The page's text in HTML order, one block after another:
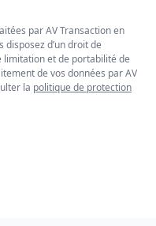
par AV Transaction en
d’un droit de
limitation et de portabilité de
de vos données par AV
la politique de protection